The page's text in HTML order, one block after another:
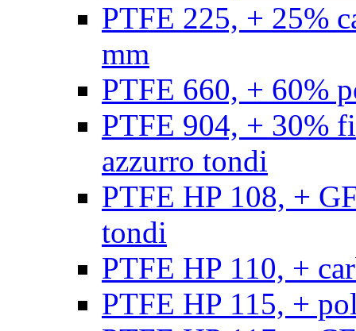
PTFE 225, + 25%
mm
PTFE 660, + 60%
PTFE 904, + 30%
azzurro tondi
PTFE HP 108, +
tondi
PTFE HP 110, +
PTFE HP 115, +